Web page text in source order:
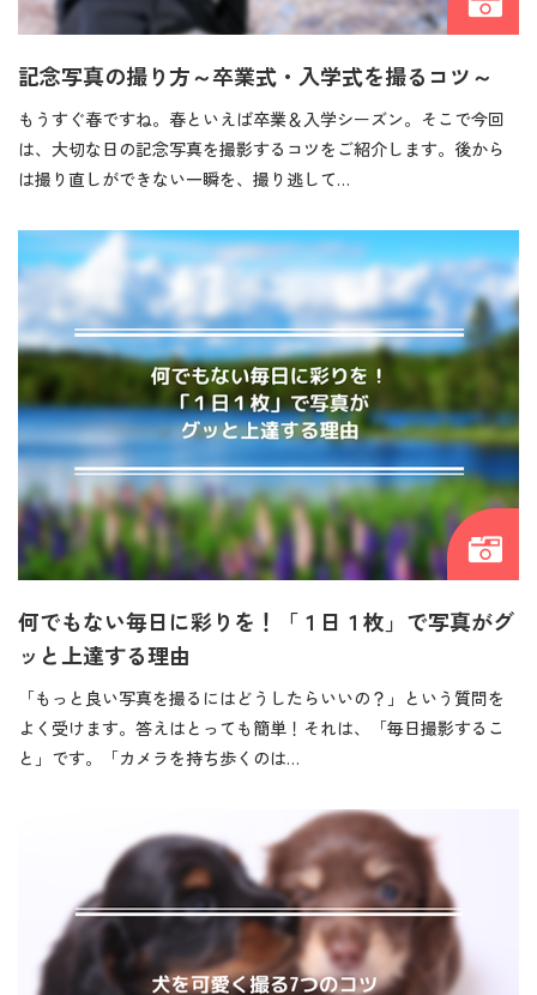
記念写真の撮り方～卒業式・入学式を撮るコツ～
もうすぐ春ですね。春といえば卒業＆入学シーズン。そこで今回
は、大切な日の記念写真を撮影するコツをご紹介します。後から
は撮り直しができない一瞬を、撮り逃して…
何でもない毎日に彩りを！「１日１枚」で写真がグ
ッと上達する理由
「もっと良い写真を撮るにはどうしたらいいの？」という質問を
よく受けます。答えはとっても簡単！それは、「毎日撮影するこ
と」です。「カメラを持ち歩くのは…